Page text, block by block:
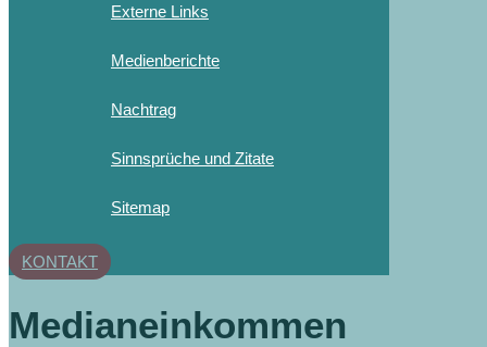
Externe Links
Medienberichte
Nachtrag
Sinnsprüche und Zitate
Sitemap
KONTAKT
Medianeinkommen